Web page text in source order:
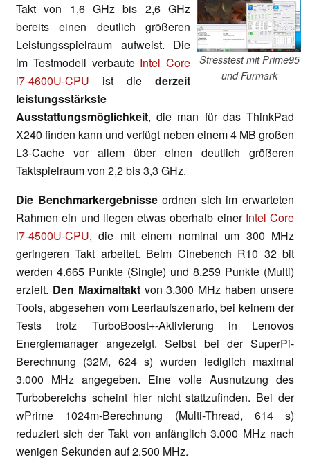
Stresstest mit Prime95
und Furmark
Takt von 1,6 GHz bis 2,6 GHz
bereits einen deutlich größeren
Leistungsspielraum aufweist. Die
im Testmodell verbaute Intel Core
i7-4600U-CPU ist die derzeit
leistungsstärkste
Ausstattungsmöglichkeit, die man für das ThinkPad
X240 finden kann und verfügt neben einem 4 MB großen
L3-Cache vor allem über einen deutlich größeren
Taktspielraum von 2,2 bis 3,3 GHz.
Die Benchmarkergebnisseordnen sich im erwarteten
Rahmen ein und liegen etwas oberhalb einer Intel Core
i7-4500U-CPU, die mit einem nominal um 300 MHz
geringeren Takt arbeitet. Beim Cinebench R10 32 bit
werden 4.665 Punkte (Single) und 8.259 Punkte (Multi)
erzielt. Den Maximaltaktvon 3.300 MHz haben unsere
Tools, abgesehen vom Leerlaufszenario, bei keinem der
Tests trotz TurboBoost+-Aktivierung in Lenovos
Energiemanager angezeigt. Selbst bei der SuperPi-
Berechnung (32M, 624 s) wurden lediglich maximal
3.000 MHz angegeben. Eine volle Ausnutzung des
Turbobereichs scheint hier nicht stattzufinden. Bei der
wPrime 1024m-Berechnung (Multi-Thread, 614 s)
reduziert sich der Takt von anfänglich 3.000 MHz nach
wenigen Sekunden auf 2.500 MHz.